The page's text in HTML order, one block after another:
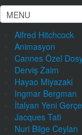
Alfred Hitchcock
Animasyon
Cannes Özel
Derviş Zaim
Hayao Miyazaki
Ingmar Bergman
İtalyan Yeni
Jacques Tati
Nuri Bilge Ceylan